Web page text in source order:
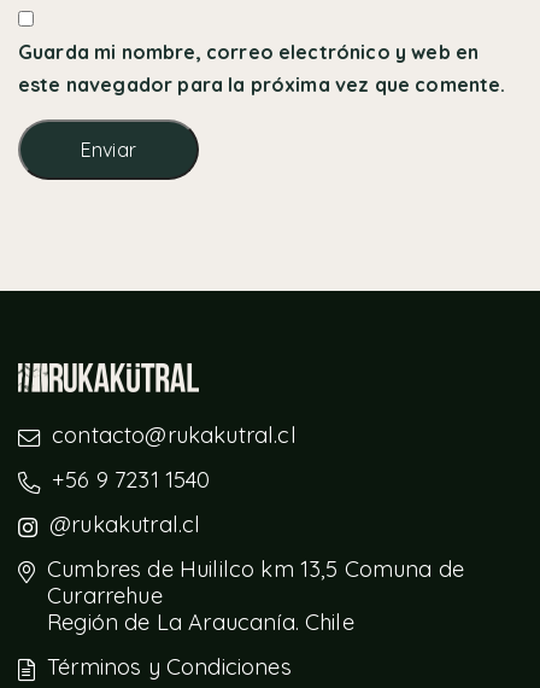
Guarda mi nombre, correo electrónico y web en
este navegador para la próxima vez que comente.
contacto@rukakutral.cl
+56 9 7231 1540
@rukakutral.cl
Cumbres de Huililco km 13,5 Comuna de
Curarrehue
Región de La Araucanía. Chile
Términos y Condiciones